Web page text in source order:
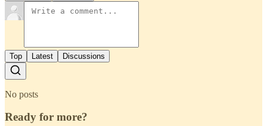
Top Latest Discussions
No posts
Ready for more?